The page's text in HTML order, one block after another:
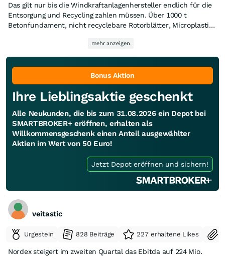
Das gilt nur bis die Windkraftanlagenhersteller endlich für die
Entsorgung und Recycling zahlen müssen. Über 1000 t
Betonfundament, nicht recyclebare Rotorblätter, Microplastik
von einer umweltfreundlichen Heimatliebenden abgelöst wird,
wendet sich das Blatt !
mehr anzeigen
Bonus Aktion
Ihre Lieblingsaktie geschenkt
Alle Neukunden, die bis zum 31.08.2026 ein Depot bei
SMARTBROKER+ eröffnen, erhalten als
Willkommensgeschenk einen Anteil ausgewählter
Aktien im Wert von 50 Euro!
Jetzt Depot eröffnen und sichern!
veitastic
Urgestein 828 Beiträge 227 erhaltene Likes
Nordex steigert im zweiten Quartal das Ebitda auf 224 Mio.